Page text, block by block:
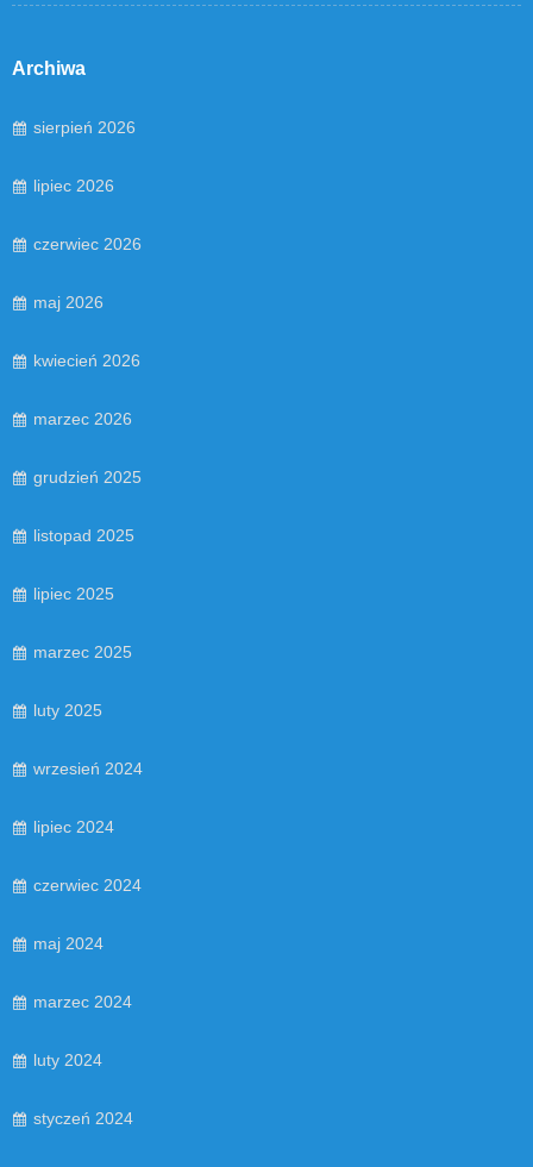
Archiwa
sierpień 2026
lipiec 2026
czerwiec 2026
maj 2026
kwiecień 2026
marzec 2026
grudzień 2025
listopad 2025
lipiec 2025
marzec 2025
luty 2025
wrzesień 2024
lipiec 2024
czerwiec 2024
maj 2024
marzec 2024
luty 2024
styczeń 2024